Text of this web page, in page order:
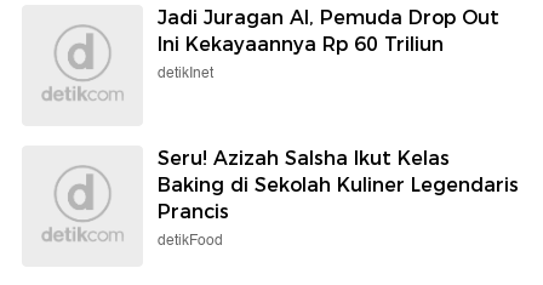
Jadi Juragan AI, Pemuda Drop Out
Ini Kekayaannya Rp 60 Triliun
detikInet
Seru! Azizah Salsha Ikut Kelas
Baking di Sekolah Kuliner Legendaris
Prancis
detikFood